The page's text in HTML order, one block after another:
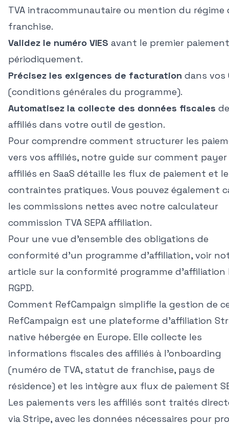
TVA intracommunautaire ou mention du régime
franchise.
Validez le numéro VIES avant le premier
périodiquement.
Précisez les exigences de facturation dans vos
(conditions générales du programme).
Automatisez la collecte des données fiscales
affiliés dans votre outil de gestion.
Pour comprendre comment structurer les
vers vos affiliés, notre guide sur comment payer
affiliés en SaaS détaille les flux de paiement et
contraintes pratiques. Vous pouvez également
les commissions nettes avec notre calculateur
commission TVA SEPA affiliation.
Pour une vue d'ensemble des obligations de
conformité d'un programme d'affiliation, voir
article sur la conformité programme d'affiliation
RGPD.
Comment RefCampaign simplifie la gestion de
RefCampaign est une plateforme d'affiliation
native hébergée en Europe. Elle collecte les
informations fiscales des affiliés à l'onboarding
(numéro de TVA, statut de franchise, pays de
résidence) et les intègre aux flux de paiement
Les paiements vers les affiliés sont traités
via Stripe, avec les données nécessaires pour